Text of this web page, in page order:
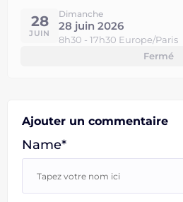
28
JUIN
Dimanche
28 juin 2026
8h30 - 17h30 Europe/Paris
Fermé
Ajouter un commentaire
Name*